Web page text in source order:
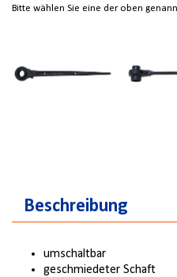
Bitte wählen Sie eine der oben
Beschreibung
umschaltbar
geschmiedeter Schaft